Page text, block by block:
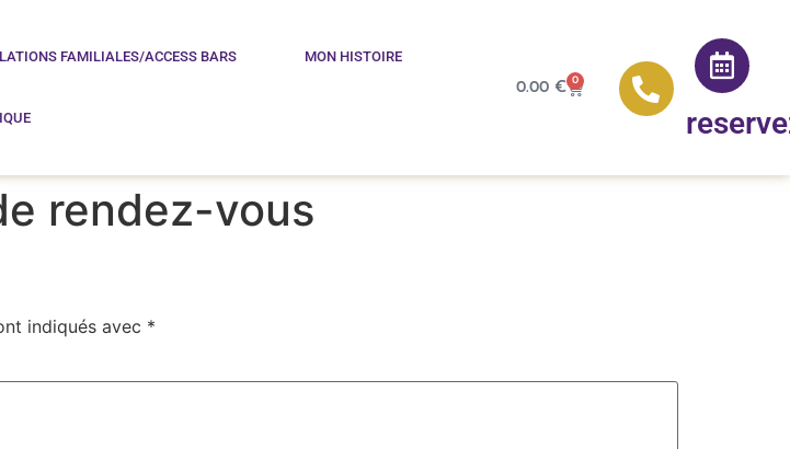
FAMILIALES/ACCESS BARS MON HISTOIRE
0.00 € 0
rendez-vous
indiqués avec *